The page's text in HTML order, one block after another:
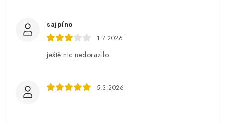
sajpíno
1.7.2026
ještě nic nedorazilo
5.3.2026